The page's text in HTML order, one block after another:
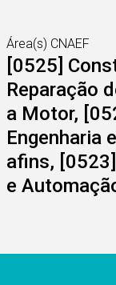
Área(s) CNAEF
[0525]
Reparação
a Motor,
Engenharia
afins,
e